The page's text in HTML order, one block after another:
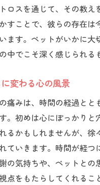
ロスを通じて、その教え
すことで、彼らの存在は
ます。ペットがいかに大
中でこそ深く感じられる
変わる心の風景
痛みは、時間の経過とと
。初めは心にぽっかりと
るかもしれませんが、徐
ていきます。時間が経つ
の気持ちや、ペットとの
点をもたらしてくれるこ